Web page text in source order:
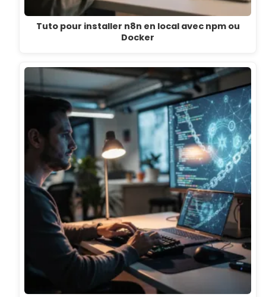
Tuto pour installer n8n en local avec npm ou
Docker